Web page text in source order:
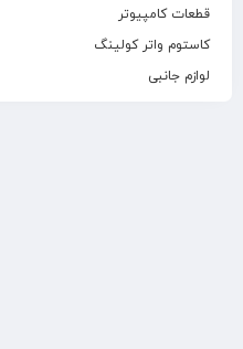
قطعات کامپیوتر
کاستوم واتر کولینگ
لوازم جانبی